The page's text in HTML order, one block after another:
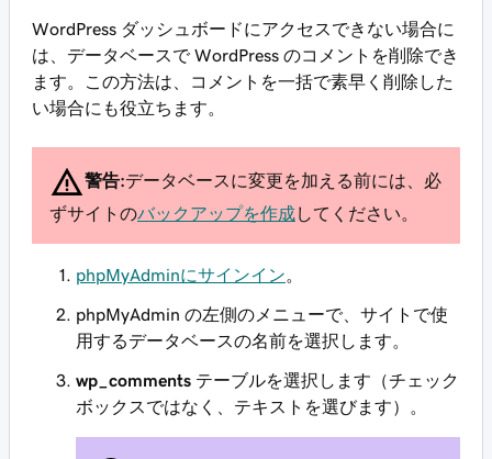
WordPress ダッシュボードにアクセスできない場合に
は、データベースで WordPress のコメントを削除でき
ます。この方法は、コメントを一括で素早く削除した
い場合にも役立ちます。
警告:データベースに変更を加える前には、必
ずサイトのバックアップを作成してください。
phpMyAdminにサインイン
phpMyAdmin の左側のメニューで、サイトで使
用するデータベースの名前を選択します。
wp_comments テーブルを選択します（チェック
ボックスではなく、テキストを選びます）。